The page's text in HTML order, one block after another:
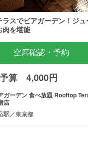
ラスでビアガーデン！ジュ
肉を堪能
空席確認・予約
算 4,000円
ガーデン 食べ放題 Rooftop
店
駅／東京都